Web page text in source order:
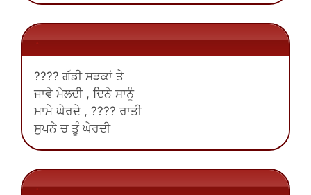
.
???? ਗੱਡੀ ਸੜਕਾਂ ਤੇ
ਜਾਵੇ ਮੇਲਦੀ , ਦਿਨੇ ਸਾਨੂੰ
ਮਾਮੇ ਘੇਰਦੇ , ???? ਰਾਤੀ
ਸੁਪਨੇ ਚ ਤੂੰ ਘੇਰਦੀ
.